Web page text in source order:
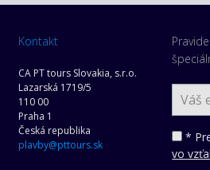
Kontakt
CA PT tours Slovakia, s.r.o.
Lazarská 1719/5
110 00
Praha 1
Česká republika
plavby@pttours.sk
*
vo